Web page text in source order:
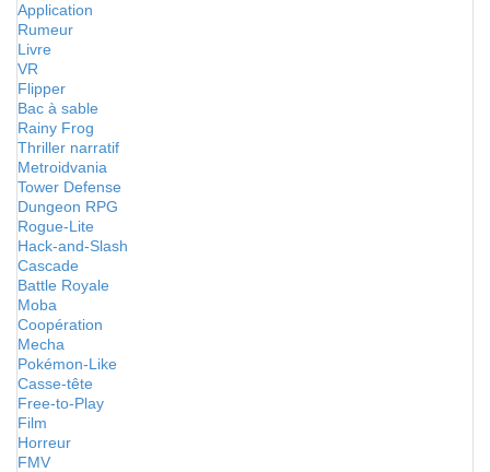
Application
Rumeur
Livre
VR
Flipper
Bac à sable
Rainy Frog
Thriller narratif
Metroidvania
Tower Defense
Dungeon RPG
Rogue-Lite
Hack-and-Slash
Cascade
Battle Royale
Moba
Coopération
Mecha
Pokémon-Like
Casse-tête
Free-to-Play
Film
Horreur
FMV